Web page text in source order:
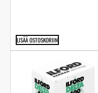
LISÄÄ OSTOSKORIIN